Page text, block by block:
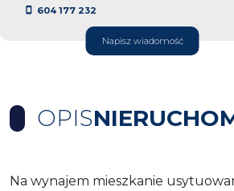
604 177 232
Napisz wiadomość
OPIS
Na wynajem mieszkanie